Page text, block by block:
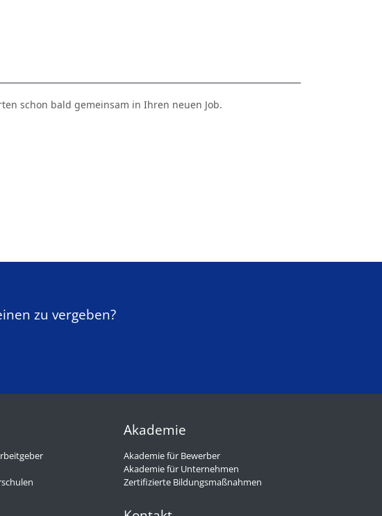
schon bald gemeinsam in Ihren neuen Job.
zu vergeben?
Akademie
Akademie für Bewerber
Akademie für Unternehmen
Zertifizierte Bildungsmaßnahmen